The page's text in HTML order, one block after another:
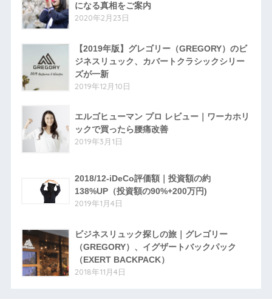
になる真相をご案内
2020年2月23日
【2019年版】グレゴリー（GREGORY）のビ
ジネスリュック、カバートクラシックシリー
ズが一新
2019年12月10日
エルゴヒューマン プロ レビュー｜ワーカホリ
ックで買ったら腰痛改善
2019年3月1日
2018/12-iDeCo評価額｜投資額の約
138%UP（投資額の90%+200万円)
2019年1月4日
ビジネスリュック探しの旅｜グレゴリー
（GREGORY）、イグザートバックパック
（EXERT BACKPACK）
2018年11月4日